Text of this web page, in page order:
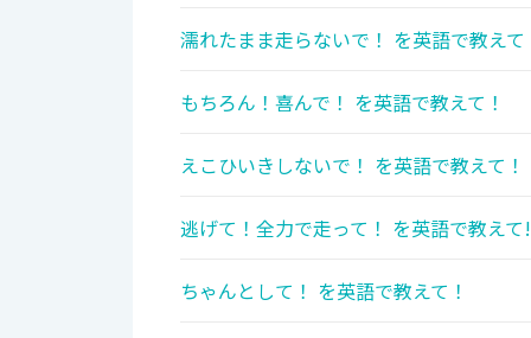
濡れたまま走らないで！ を英語で教えて
もちろん！喜んで！ を英語で教えて！
えこひいきしないで！ を英語で教えて！
逃げて！全力で走って！ を英語で教えて!
ちゃんとして！ を英語で教えて！